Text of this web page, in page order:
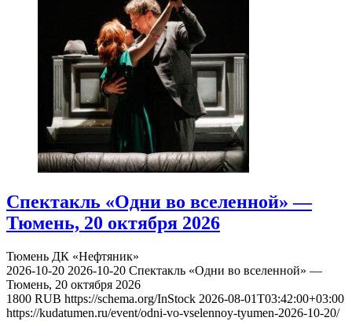
Спектакль «Одни во вселенной» —
Тюмень, 20 октября 2026
Тюмень ДК «Нефтяник»
2026-10-20 2026-10-20 Спектакль «Одни во вселенной» —
Тюмень, 20 октября 2026
1800 RUB https://schema.org/InStock 2026-08-01T03:42:00+03:00
https://kudatumen.ru/event/odni-vo-vselennoy-tyumen-2026-10-20/